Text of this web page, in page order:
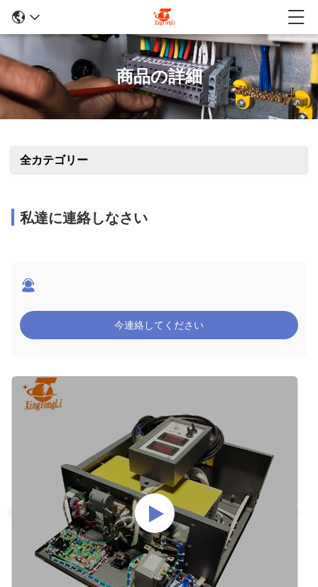
商品の詳細
全カテゴリー
私達に連絡しなさい
今連絡してください